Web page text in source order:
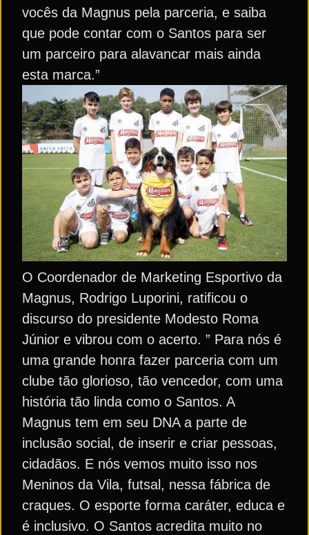
vocês da Magnus pela parceria, e saiba
que pode contar com o Santos para ser
um parceiro para alavancar mais ainda
esta marca.”
O Coordenador de Marketing Esportivo da
Magnus, Rodrigo Luporini, ratificou o
discurso do presidente Modesto Roma
Júnior e vibrou com o acerto. ” Para nós é
uma grande honra fazer parceria com um
clube tão glorioso, tão vencedor, com uma
história tão linda como o Santos. A
Magnus tem em seu DNA a parte de
inclusão social, de inserir e criar pessoas,
cidadãos. E nós vemos muito isso nos
Meninos da Vila, futsal, nessa fábrica de
craques. O esporte forma caráter, educa e
é inclusivo. O Santos acredita muito no